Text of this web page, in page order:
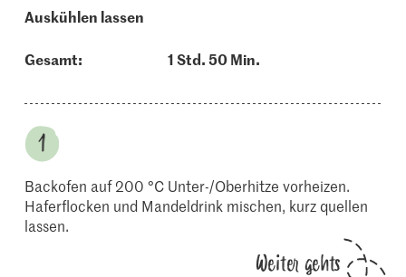
auskühlen lassen
Gesamt: 1 Std. 50 Min.
Backofen auf 200 °C Unter-/Oberhitze vorheizen.
Haferflocken und Mandeldrink mischen, kurz quellen
lassen.
Weiter gehts